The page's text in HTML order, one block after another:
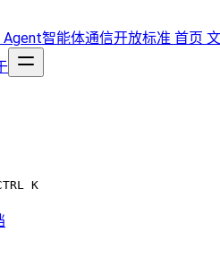
智能体通信开放标准 首页 文
K